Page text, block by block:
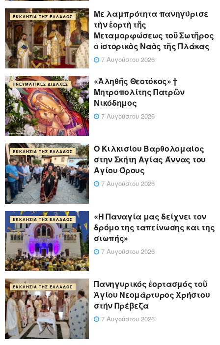
ΕΚΚΛΗΣΊΑ ΤΗΣ ΕΛΛΆΔΟΣ
Με λαμπρότητα πανηγύρισε
τὴν ἑορτὴ τῆς
Μεταμορφώσεως τοῦ Σωτῆρος
ὁ ἱστορικὸς Ναὸς τῆς Πλάκας
7 Αυγούστου 2026
ΠΝΕΥΜΑΤΙΚΈΣ ΔΙΔΑΧΈΣ
«Ἀληθῆς Θεοτόκος» †
Μητροπολίτης Πατρῶν
Νικόδημος
7 Αυγούστου 2026
ΕΚΚΛΗΣΊΑ ΤΗΣ ΕΛΛΆΔΟΣ
Ο Κιλκισίου Βαρθολομαίος
στην Σκήτη Αγίας Άννας του
Αγίου Όρους
7 Αυγούστου 2026
ΕΚΚΛΗΣΊΑ ΤΗΣ ΕΛΛΆΔΟΣ
«Η Παναγία μας δείχνει τον
δρόμο της ταπείνωσης και της
σιωπής»
7 Αυγούστου 2026
ΕΚΚΛΗΣΊΑ ΤΗΣ ΕΛΛΆΔΟΣ
Πανηγυρικός ἑορτασμός τοῦ
Ἁγίου Νεομάρτυρος Χρήστου
στήν Πρέβεζα
7 Αυγούστου 2026